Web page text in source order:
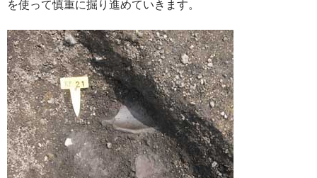
を使って慎重に掘り進めていきます。